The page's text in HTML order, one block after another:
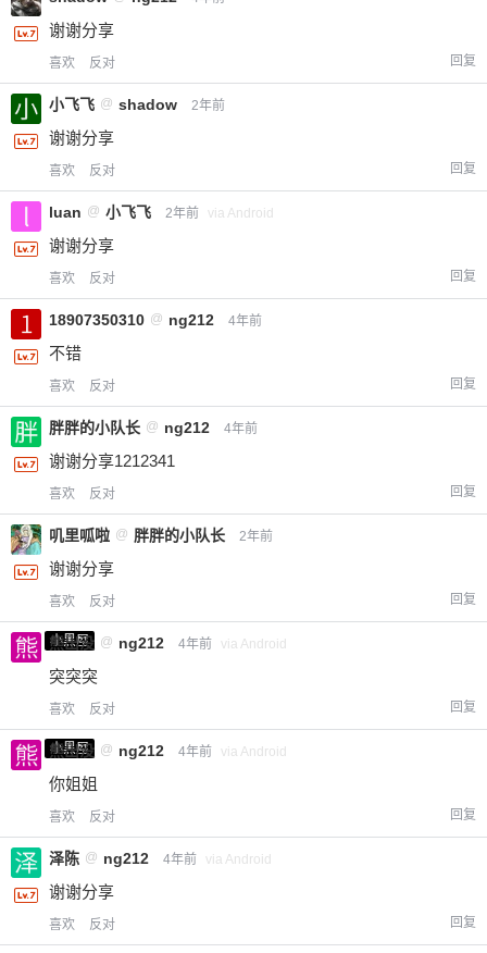
谢谢分享
喜欢 反对 回复
小飞飞 @ shadow 2年前
谢谢分享
喜欢 反对 回复
luan @ 小飞飞 2年前 via Android
谢谢分享
喜欢 反对 回复
18907350310 @ ng212 4年前
不错
喜欢 反对 回复
胖胖的小队长 @ ng212 4年前
谢谢分享1212341
喜欢 反对 回复
叽里呱啦 @ 胖胖的小队长 2年前
谢谢分享
喜欢 反对 回复
小黑屋
熊出没 @ ng212 4年前 via Android
突突突
喜欢 反对 回复
小黑屋
熊出没 @ ng212 4年前 via Android
你姐姐
喜欢 反对 回复
泽陈 @ ng212 4年前 via Android
谢谢分享
喜欢 反对 回复